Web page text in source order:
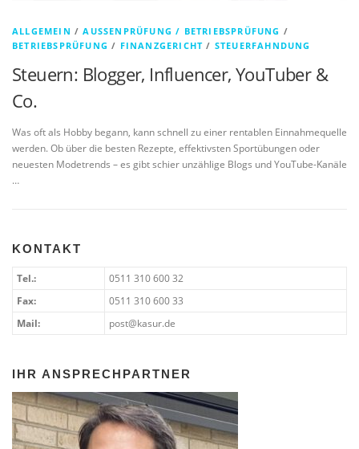
ALLGEMEIN /AUSSENPRÜFUNG / BETRIEBSPRÜFUNG
/
BETRIEBSPRÜFUNG / FINANZGERICHT / STEUERFAHNDUNG
Steuern: Blogger, Influencer, YouTuber &
Co.
Was oft als Hobby begann, kann schnell zu einer rentablen Einnahmequelle
werden. Ob über die besten Rezepte, effektivsten Sportübungen oder
neuesten Modetrends – es gibt schier unzählige Blogs und YouTube-Kanäle
…
KONTAKT
Tel.:
0511 310 600 32
Fax:
0511 310 600 33
Mail:
post@kasur.de
IHR ANSPRECHPARTNER